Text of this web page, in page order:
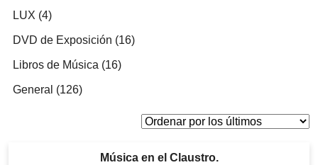
LUX 44
DVD de Exposición 1616
Libros de Música 1616
General 126126
Música en el Claustro.